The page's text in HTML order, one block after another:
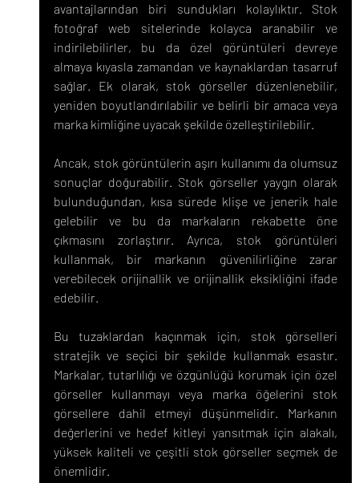
avantajlarından biri sundukları kolaylıktır. Stok
fotoğraf web sitelerinde kolayca aranabilir ve
indirilebilirler, bu da özel görüntüleri devreye
almaya kıyasla zamandan ve kaynaklardan tasarruf
sağlar. Ek olarak, stok görseller düzenlenebilir,
yeniden boyutlandırılabilir ve belirli bir amaca veya
marka kimliğine uyacak şekilde özelleştirilebilir.
Ancak, stok görüntülerin aşırı kullanımı da olumsuz
sonuçlar doğurabilir. Stok görseller yaygın olarak
bulunduğundan, kısa sürede klişe ve jenerik hale
gelebilir ve bu da markaların rekabette öne
çıkmasını zorlaştırır. Ayrıca, stok görüntüleri
kullanmak, bir markanın güvenilirliğine zarar
verebilecek orijinallik ve orijinallik eksikliğini ifade
edebilir.
Bu tuzaklardan kaçınmak için, stok görselleri
stratejik ve seçici bir şekilde kullanmak esastır.
Markalar, tutarlılığı ve özgünlüğü korumak için özel
görseller kullanmayı veya marka öğelerini stok
görsellere dahil etmeyi düşünmelidir. Markanın
değerlerini ve hedef kitleyi yansıtmak için alakalı,
yüksek kaliteli ve çeşitli stok görseller seçmek de
önemlidir.